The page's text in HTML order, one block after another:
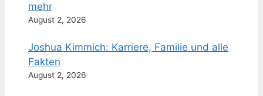
mehr
August 2, 2026
Joshua Kimmich: Karriere, Familie und alle
Fakten
August 2, 2026